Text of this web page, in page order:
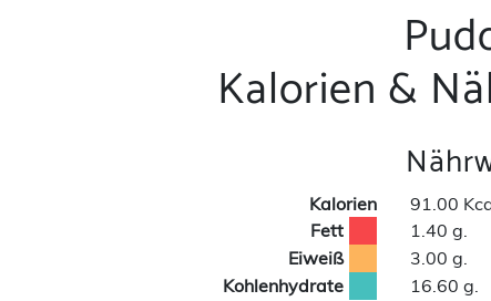
Kalorien &
Kalorien
91.00
Fett
1.40 g.
Eiweiß
3.00 g.
Kohlenhydrate
16.60 g.